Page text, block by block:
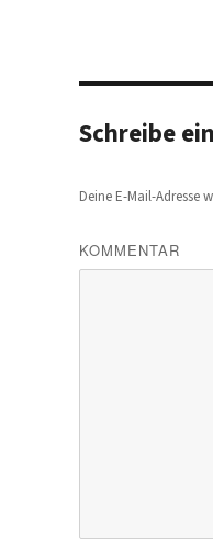
Schreibe
Deine E-Mail-Adresse
KOMMENTAR